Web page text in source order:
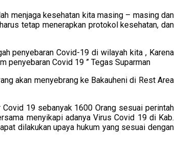
menjaga kesehatan kita masing – masing dan
tetap menerapkan protokol kesehatan, dan
penyebaran Covid-19 di wilayah kita , Karena
penyebaran Covid 19 ” Tegas Suparman
akan menyebrang ke Bakauheni di Rest Area
Covid 19 sebanyak 1600 Orang sesuai perintah
menyikapi adanya Virus Covid 19 di Kab.
dilakukan upaya hukum yang sesuai dengan